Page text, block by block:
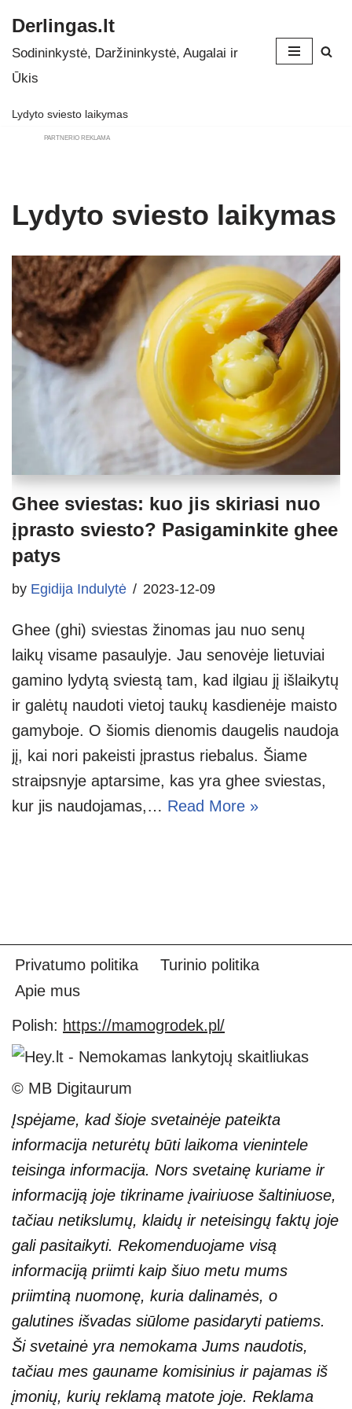
Skip
to
Derlingas.lt
Sodininkystė, Daržininkystė, Augalai ir
Ūkis
Lydyto sviesto laikymas
PARTNERIO REKLAMA
Lydyto sviesto laikymas
Ghee sviestas: kuo jis skiriasi nuo
įprasto sviesto? Pasigaminkite ghee
patys
by Egidija Indulytė 2023-12-09
Ghee (ghi) sviestas žinomas jau nuo senų
laikų visame pasaulyje. Jau senovėje lietuviai
gamino lydytą sviestą tam, kad ilgiau jį išlaikytų
ir galėtų naudoti vietoj taukų kasdienėje maisto
gamyboje. O šiomis dienomis daugelis naudoja
jį, kai nori pakeisti įprastus riebalus. Šiame
straipsnyje aptarsime, kas yra ghee sviestas,
kur jis naudojamas,… Read More »
Privatumo politika
Turinio politika
Apie mus
Polish: https://mamogrodek.pl/
© MB Digitaurum
Įspėjame, kad šioje svetainėje pateikta
informacija neturėtų būti laikoma vienintele
teisinga informacija. Nors svetainę kuriame ir
informaciją joje tikriname įvairiuose šaltiniuose,
tačiau netikslumų, klaidų ir neteisingų faktų joje
gali pasitaikyti. Rekomenduojame visą
informaciją priimti kaip šiuo metu mums
priimtiną nuomonę, kuria dalinamės, o
galutines išvadas siūlome pasidaryti patiems.
Ši svetainė yra nemokama Jums naudotis,
tačiau mes gauname komisinius ir pajamas iš
įmonių, kurių reklamą matote joje. Reklama